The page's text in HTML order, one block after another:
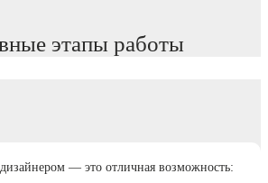
этапы работы
— это отличная возможность: